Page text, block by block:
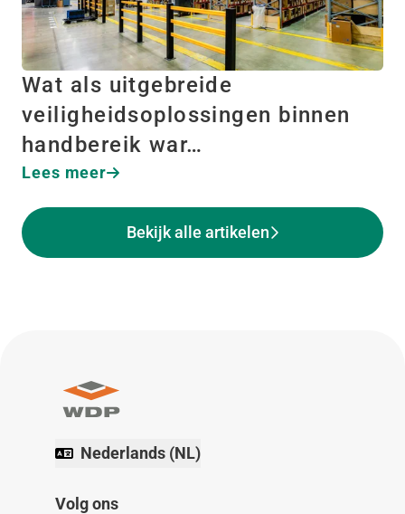
Wat als uitgebreide
veiligheidsoplossingen binnen
handbereik war…
Lees meer
Bekijk alle artikelen
Nederlands (NL)
Volg ons